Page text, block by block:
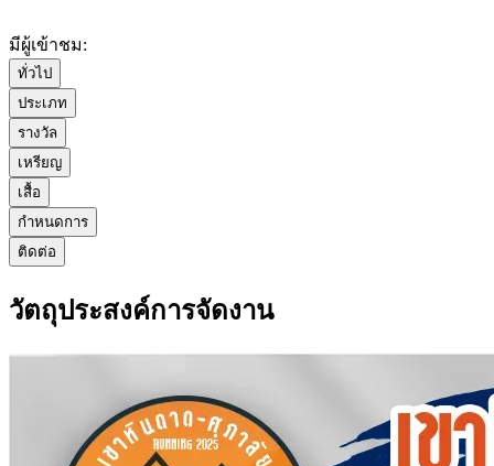
มีผู้เข้าชม:
ทั่วไป
ประเภท
รางวัล
เหรียญ
เสื้อ
กำหนดการ
ติดต่อ
วัตถุประสงค์การจัดงาน